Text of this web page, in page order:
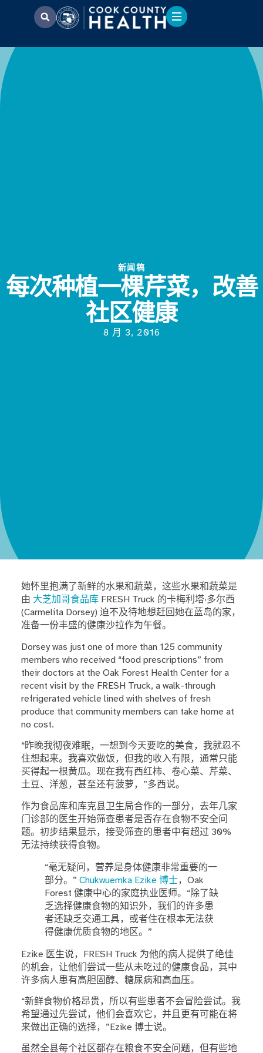
新闻稿
每次种植一棵芹菜，改善
社区健康
8 月 3, 2016
她怀里抱满了新鲜的水果和蔬菜，这些水果和蔬菜是
由 大芝加哥食品库FRESH Truck 的卡梅利塔·多尔西
(Carmelita Dorsey) 迫不及待地想赶回她在蓝岛的家，
准备一份丰盛的健康沙拉作为午餐。
Dorsey was just one of more than 125 community
members who received “food prescriptions” from
their doctors at the Oak Forest Health Center for a
recent visit by the FRESH Truck, a walk-through
refrigerated vehicle lined with shelves of fresh
produce that community members can take home at
no cost.
“昨晚我彻夜难眠，一想到今天要吃的美食，我就忍不
住想起来。我喜欢做饭，但我的收入有限，通常只能
买得起一根黄瓜。现在我有西红柿、卷心菜、芹菜、
土豆、洋葱，甚至还有菠萝，”多西说。
作为食品库和库克县卫生局合作的一部分，去年几家
门诊部的医生开始筛查患者是否存在食物不安全问
题。初步结果显示，接受筛查的患者中有超过 30%
无法持续获得食物。
“毫无疑问，营养是身体健康非常重要的一
部分。” Chukwuemka Ezike 博士，Oak
Forest 健康中心的家庭执业医师。“除了缺
乏选择健康食物的知识外，我们的许多患
者还缺乏交通工具，或者住在根本无法获
得健康优质食物的地区。”
Ezike 医生说，FRESH Truck 为他的病人提供了绝佳
的机会，让他们尝试一些从未吃过的健康食品，其中
许多病人患有高胆固醇、糖尿病和高血压。
“新鲜食物价格昂贵，所以有些患者不会冒险尝试。我
希望通过先尝试，他们会喜欢它，并且更有可能在将
来做出正确的选择，”Ezike 博士说。
虽然全县每个社区都存在粮食不安全问题，但有些地